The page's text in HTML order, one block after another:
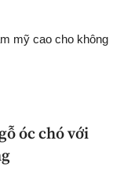
mỹ cao cho không
óc chó với